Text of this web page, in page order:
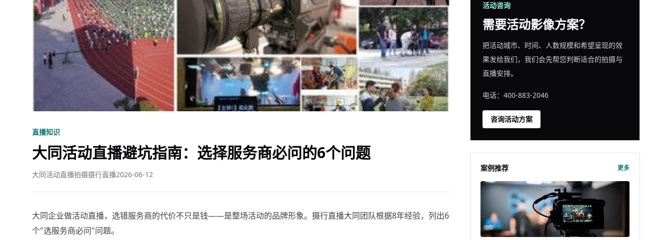
直播知识
大同活动直播避坑指南：选择服务商必问的6个问题
大同活动直播拍摄摄行直播2026-06-12
大同企业做活动直播，选错服务商的代价不只是钱——是整场活动的品牌形象。摄行直播大同团队根据8年经验，列出6
个"选服务商必问"问题。
活动咨询
需要活动影像方案？
把活动城市、时间、人数规模和希望呈现的效
果发给我们，我们会先帮您判断适合的拍摄与
直播安排。
电话：400-883-2046
咨询活动方案
案例推荐 更多